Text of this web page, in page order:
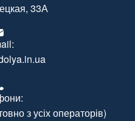
33А
з усіх операторів)